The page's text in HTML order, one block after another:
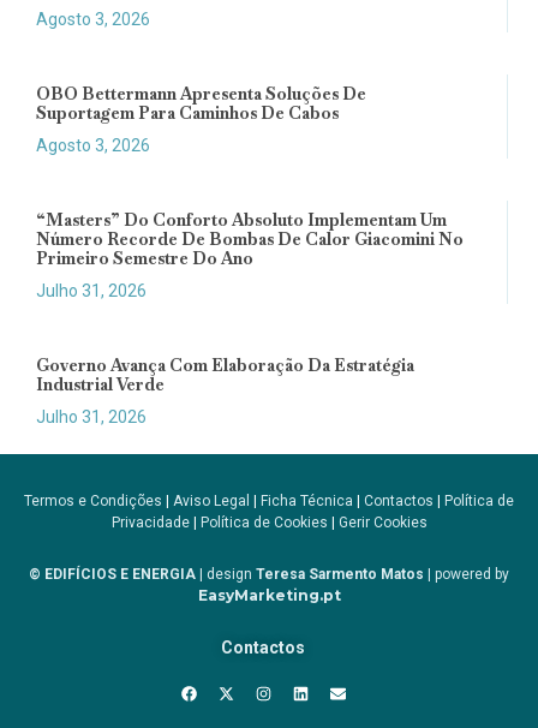
Agosto 3, 2026
OBO Bettermann Apresenta Soluções De
Suportagem Para Caminhos De Cabos
Agosto 3, 2026
“Masters” Do Conforto Absoluto Implementam Um
Número Recorde De Bombas De Calor Giacomini No
Primeiro Semestre Do Ano
Julho 31, 2026
Governo Avança Com Elaboração Da Estratégia
Industrial Verde
Julho 31, 2026
Termos e Condições Aviso Legal Ficha Técnica Contactos
Política de
Privacidade| Política de Cookies Gerir Cookies
© EDIFÍCIOS E ENERGIA | design Teresa Sarmento Matos | powered by
EasyMarketing.pt
Contactos